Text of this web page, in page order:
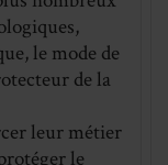
le mode de
de la
leur métier
le